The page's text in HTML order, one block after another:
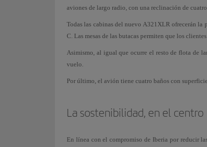
aviones de largo radio, con una reclinación de
Todas las cabinas del nuevo A321XLR ofrecerán
C. Las mesas de las butacas permiten que los
Asimismo, al igual que ocurre el resto de flota de
vuelo.
Por último, el avión tiene cuatro baños con
La sostenibilidad, en el centro
En línea con el compromiso de Iberia por reducir